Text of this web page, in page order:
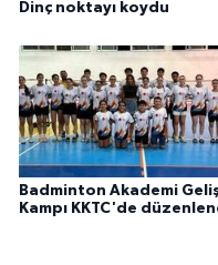
Dinç noktayı koydu
Badminton Akademi
Kampı KKTC'de